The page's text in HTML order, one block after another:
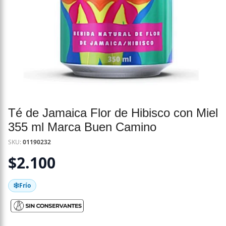
Té de Jamaica Flor de Hibisco con Miel
355 ml Marca Buen Camino
SKU:01190232
$2.100
Frío